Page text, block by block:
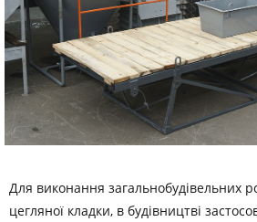
Для виконання загальнобудівельних
цегляної кладки, в будівництві